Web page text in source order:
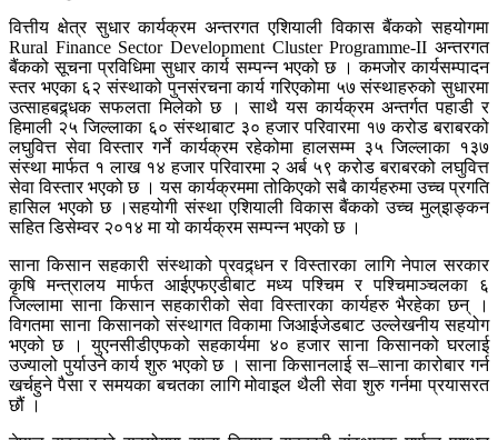
वित्तीय क्षेत्र सुधार कार्यक्रम अन्तरगत एशियाली विकास बैंकको सहयोगमा
Rural Finance Sector Development Cluster Programme-II अन्तरगत
बैंकको सूचना प्रविधिमा सुधार कार्य सम्पन्न भएको छ । कमजोर कार्यसम्पादन
स्तर भएका ६२ संस्थाको पुनसंरचना कार्य गरिएकोमा ५७ संस्थाहरुको सुधारमा
उत्साहबद्र्धक सफलता मिलेको छ । साथै यस कार्यक्रम अन्तर्गत पहाडी र
हिमाली २५ जिल्लाका ६० संस्थाबाट ३० हजार परिवारमा १७ करोड बराबरको
लघुवित्त सेवा विस्तार गर्ने कार्यक्रम रहेकोमा हालसम्म ३५ जिल्लाका १३७
संस्था मार्फत १ लाख १४ हजार परिवारमा २ अर्ब ५९ करोड बराबरको लघुवित्त
सेवा विस्तार भएको छ । यस कार्यक्रममा तोकिएको सबै कार्यहरुमा उच्च प्रगति
हासिल भएको छ ।सहयोगी संस्था एशियाली विकास बैंकको उच्च मुल्इाङ्कन
सहित डिसेम्वर २०१४ मा यो कार्यक्रम सम्पन्न भएको छ ।
साना किसान सहकारी संस्थाको प्रवद्र्धन र विस्तारका लागि नेपाल सरकार
कृषि मन्त्रालय मार्फत आईएफएडीबाट मध्य पश्चिम र पश्चिमाञ्चलका ६
जिल्लामा साना किसान सहकारीको सेवा विस्तारका कार्यहरु भैरहेका छन् ।
विगतमा साना किसानको संस्थागत विकामा जिआईजेडबाट उल्लेखनीय सहयोग
भएको छ । युएनसीडीएफको सहकार्यमा ४० हजार साना किसानको घरलाई
उज्यालो पुर्याउने कार्य शुरु भएको छ । साना किसानलाई स–साना कारोबार गर्न
खर्चहुने पैसा र समयका बचतका लागि मोवाइल थैली सेवा शुरु गर्नमा प्रयासरत
छौं ।